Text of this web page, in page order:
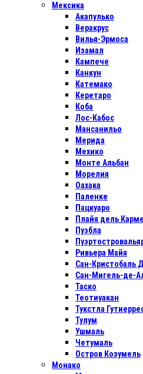
Мексика
Акапулько
Веракрус
Вилья-Эрмоса
Изамал
Кампече
Канкун
Катемако
Керетаро
Коба
Лос-Кабос
Мансанильо
Мерида
Мехико
Монте Альбан
Морелия
Оахака
Паленке
Пацкуаро
Плайя дель
Пуэбла
Ривьера Майя
Сан-Кристобаль
Сан-Мигель-де-
Таско
Теотиуакан
Тукстла
Тулум
Ушмаль
Четумаль
Остров Козумель
Монако